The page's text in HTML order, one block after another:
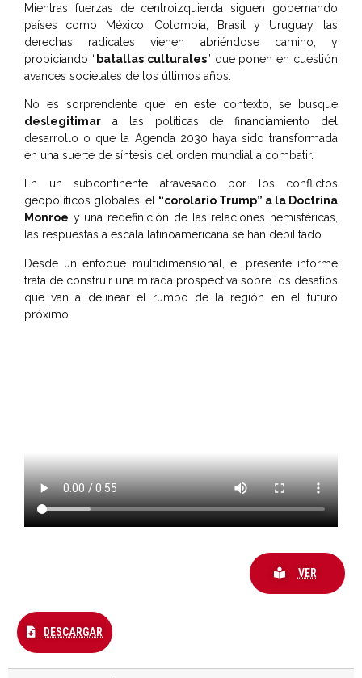
Mientras fuerzas de centroizquierda siguen gobernando
países como México, Colombia, Brasil y Uruguay, las
derechas radicales vienen abriéndose camino, y
propiciando “ batallas culturales” que ponen en cuestión
avances societales de los últimos años.
No es sorprendente que, en este contexto, se busque
deslegitimar a las políticas de financiamiento del
desarrollo o que la Agenda 2030 haya sido transformada
en una suerte de síntesis del orden mundial a combatir.
En un subcontinente atravesado por los conflictos
geopolíticos globales, el “corolario Trump” a la Doctrina
Monroe y una redefinición de las relaciones hemisféricas,
las respuestas a escala latinoamericana se han debilitado.
Desde un enfoque multidimensional, el presente informe
trata de construir una mirada prospectiva sobre los desafíos
que van a delinear el rumbo de la región en el futuro
próximo.
VER
DESCARGAR